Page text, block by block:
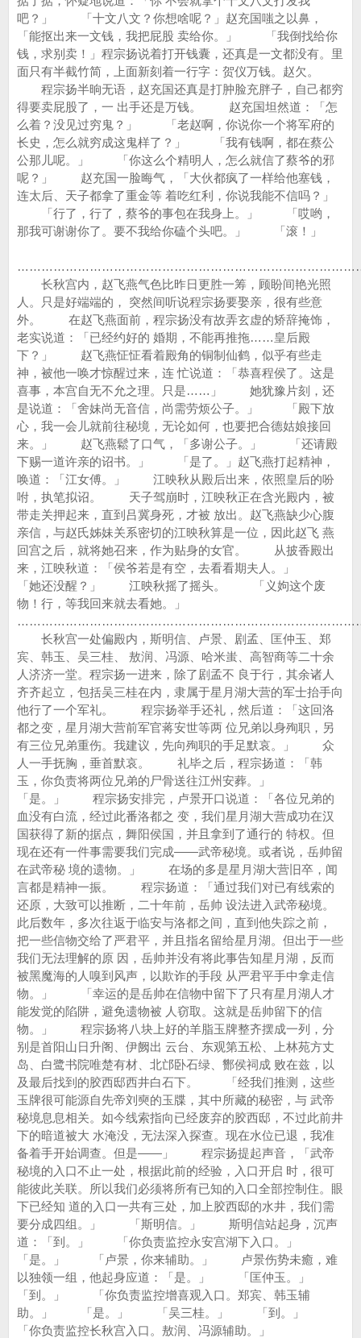
吧？」 「十文八文？你想啥呢？」赵充国嗤之以鼻，
「能抠出来一文钱，我把屁股 卖给你。」 「我倒找给你
钱，求别卖！」程宗扬说着打开钱囊，还真是一文都没有。里
面只有半截竹简，上面新刻着一行字：贺仪万钱。赵欠。
程宗扬半晌无语，赵充国还真是打肿脸充胖子，自己都穷
得要卖屁股了，一 出手还是万钱。 赵充国坦然道：「怎
么着？没见过穷鬼？」 「老赵啊，你说你一个将军府的
长史，怎么就穷成这鬼样了？」 「我有钱啊，都在蔡公
公那儿呢。」 「你这么个精明人，怎么就信了蔡爷的邪
呢？」 赵充国一脸晦气，「大伙都疯了一样给他塞钱，
连太后、天子都拿了重金等 着吃红利，你说我能不信吗？」
「行了，行了，蔡爷的事包在我身上。」 「哎哟，
那我可谢谢你了。要不我给你磕个头吧。」 「滚！」
长秋宫内，赵飞燕气色比昨日更胜一筹，顾盼间艳光照
人。只是好端端的， 突然间听说程宗扬要娶亲，很有些意
外。 在赵飞燕面前，程宗扬没有故弄玄虚的矫辞掩饰，
老实说道：「已经约好的 婚期，不能再推拖……皇后殿
下？」 赵飞燕怔怔看着殿角的铜制仙鹤，似乎有些走
神，被他一唤才惊醒过来，连 忙说道：「恭喜程侯了。这是
喜事，本宫自无不允之理。只是……」 她犹豫片刻，还
是说道：「舍妹尚无音信，尚需劳烦公子。」 「殿下放
心，我一会儿就前往秘境，无论如何，也要把合德姑娘接回
来。」 赵飞燕鬆了口气，「多谢公子。」 「还请殿
下赐一道许亲的诏书。」 「是了。」赵飞燕打起精神，
唤道：「江女傅。」 江映秋从殿后出来，依照皇后的吩
咐，执笔拟诏。 天子驾崩时，江映秋正在含光殿内，被
带走关押起来，直到吕冀身死，才被 放出。赵飞燕缺少心腹
亲信，与赵氏姊妹关系密切的江映秋算是一位，因此赵飞 燕
回宫之后，就将她召来，作为贴身的女官。 从披香殿出
来，江映秋道：「侯爷若是有空，去看看期夫人。」
「她还没醒？」 江映秋摇了摇头。 「义姁这个废
物！行，等我回来就去看她。」
长秋宫一处偏殿内，斯明信、卢景、剧孟、匡仲玉、郑
宾、韩玉、吴三桂、 敖润、冯源、哈米蚩、高智商等二十余
人济济一堂。程宗扬一进来，除了剧孟不 良于行，其余诸人
齐齐起立，包括吴三桂在内，隶属于星月湖大营的军士抬手向
他行了一个军礼。 程宗扬举手还礼，然后道：「这回洛
都之变，星月湖大营前军官蒋安世等两 位兄弟以身殉职，另
有三位兄弟重伤。我建议，先向殉职的手足默哀。」 众
人一手抚胸，垂首默哀。 礼毕之后，程宗扬道：「韩
玉，你负责将两位兄弟的尸骨送往江州安葬。」
「是。」 程宗扬安排完，卢景开口说道：「各位兄弟的
血没有白流，经过此番洛都之 变，我们星月湖大营成功在汉
国获得了新的据点，舞阳侯国，并且拿到了通行的 特权。但
现在还有一件事需要我们完成——武帝秘境。或者说，岳帅留
在武帝秘 境的遗物。」 在场的多是星月湖大营旧卒，闻
言都是精神一振。 程宗扬道：「通过我们对已有线索的
还原，大致可以推断，二十年前，岳帅 设法进入武帝秘境。
此后数年，多次往返于临安与洛都之间，直到他失踪之前，
把一些信物交给了严君平，并且指名留给星月湖。但出于一些
我们无法理解的原 因，岳帅并没有将此事告知星月湖，反而
被黑魔海的人嗅到风声，以欺诈的手段 从严君平手中拿走信
物。」 「幸运的是岳帅在信物中留下了只有星月湖人才
能发觉的陷阱，避免遗物被 人窃取。这就是岳帅留下的信
物。」 程宗扬将八块上好的羊脂玉牌整齐摆成一列，分
别是首阳山日升阁、伊阙出 云台、东观第五松、上林苑方丈
岛、白鹭书院唯楚有材、北邙卧石绿、酂侯祠成 败在兹，以
及最后找到的胶西邸西井白石下。 「经我们推测，这些
玉牌很可能源自先帝刘奭的玉牒，其中所藏的秘密，与 武帝
秘境息息相关。如今线索指向已经废弃的胶西邸，不过此前井
下的暗道被大 水淹没，无法深入探查。现在水位已退，我准
备着手开始调查。但是——」 程宗扬提起声音，「武帝
秘境的入口不止一处，根据此前的经验，入口开启 时，很可
能彼此关联。所以我们必须将所有已知的入口全部控制住。眼
下已经知 道的入口一共有三处，加上胶西邸的水井，我们需
要分成四组。」 「斯明信。」 斯明信站起身，沉声
道：「到。」 「你负责监控永安宫湖下入口。」
「是。」 「卢景，你来辅助。」 卢景伤势未癒，难
以独领一组，他起身应道：「是。」 「匡仲玉。」
「到。」 「你负责监控增喜观入口。郑宾、韩玉辅
助。」 「是。」 「吴三桂。」 「到。」
「你负责监控长秋宫入口。敖润、冯源辅助。」